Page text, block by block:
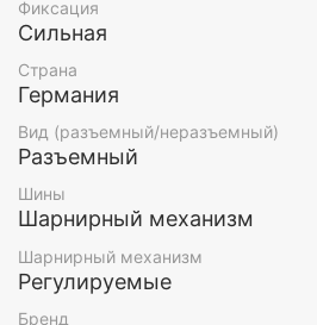
защита связок
непредусмотренного
помощью шарнира
ограничение вращения
внутрь
уникальный
биомеханику коленного
анатомически изогнутая
рама и шарнир изделия
Фиксация
Сильная
Страна
Германия
Вид (разъемный/неразъемный)
Разъемный
Шины
Шарнирный механизм
Шарнирный механизм
Регулируемые
Бренд